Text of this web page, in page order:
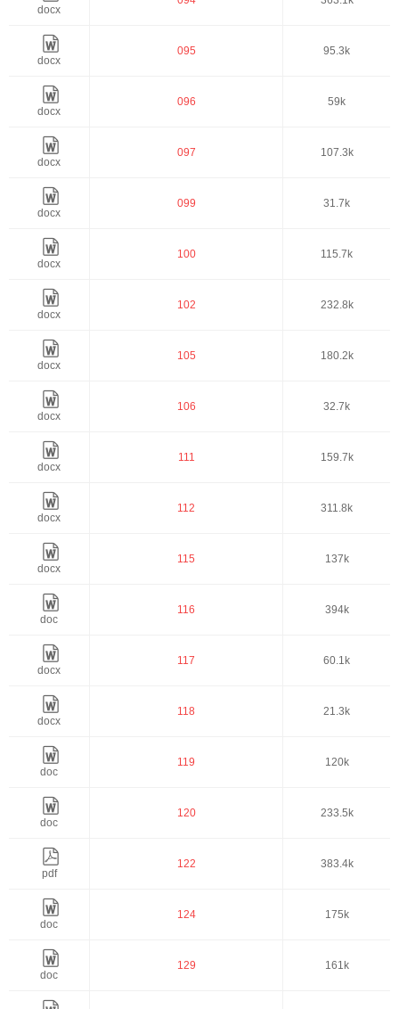
docx
docx
095 95.3k
docx
096 59k
docx
097 107.3k
docx
099 31.7k
docx
100 115.7k
docx
102 232.8k
docx
105 180.2k
docx
106 32.7k
docx
111 159.7k
docx
112 311.8k
docx
115 137k
doc
116 394k
docx
117 60.1k
docx
118 21.3k
doc
119 120k
doc
120 233.5k
pdf
122 383.4k
doc
124 175k
doc
129 161k